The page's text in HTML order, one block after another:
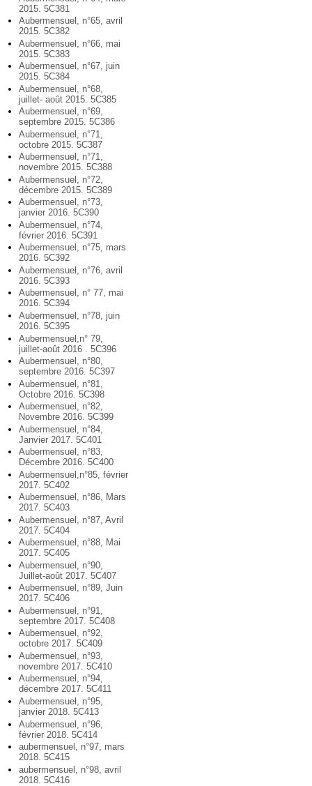
2015. 5C381
Aubermensuel, n°65, avril
2015. 5C382
Aubermensuel, n°66, mai
2015. 5C383
Aubermensuel, n°67, juin
2015. 5C384
Aubermensuel, n°68,
juillet- août 2015. 5C385
Aubermensuel, n°69,
septembre 2015. 5C386
Aubermensuel, n°71,
octobre 2015. 5C387
Aubermensuel, n°71,
novembre 2015. 5C388
Aubermensuel, n°72,
décembre 2015. 5C389
Aubermensuel, n°73,
janvier 2016. 5C390
Aubermensuel, n°74,
février 2016. 5C391
Aubermensuel, n°75, mars
2016. 5C392
Aubermensuel, n°76, avril
2016. 5C393
Aubermensuel, n° 77, mai
2016. 5C394
Aubermensuel, n°78, juin
2016. 5C395
Aubermensuel,n° 79,
juillet-août 2016 . 5C396
Aubermensuel, n°80,
septembre 2016. 5C397
Aubermensuel, n°81,
Octobre 2016. 5C398
Aubermensuel, n°82,
Novembre 2016. 5C399
Aubermensuel, n°84,
Janvier 2017. 5C401
Aubermensuel, n°83,
Décembre 2016. 5C400
Aubermensuel,n°85, février
2017. 5C402
Aubermensuel, n°86, Mars
2017. 5C403
Aubermensuel, n°87, Avril
2017. 5C404
Aubermensuel, n°88, Mai
2017. 5C405
Aubermensuel, n°90,
Juillet-août 2017. 5C407
Aubermensuel, n°89, Juin
2017. 5C406
Aubermensuel, n°91,
septembre 2017. 5C408
Aubermensuel, n°92,
octobre 2017. 5C409
Aubermensuel, n°93,
novembre 2017. 5C410
Aubermensuel, n°94,
décembre 2017. 5C411
Aubermensuel, n°95,
janvier 2018. 5C413
Aubermensuel, n°96,
février 2018. 5C414
aubermensuel, n°97, mars
2018. 5C415
aubermensuel, n°98, avril
2018. 5C416